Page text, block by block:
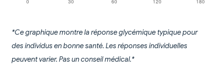
*Ce graphique montre la réponse glycémique typique pour
des individus en bonne santé. Les réponses individuelles
peuvent varier. Pas un conseil médical.*